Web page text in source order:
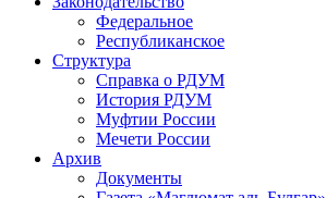
Федеральное
Республиканское
Структура
Справка о РДУМ
История РДУМ
Муфтии России
Мечети России
Архив
Документы